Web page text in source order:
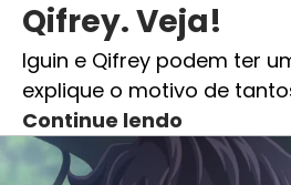
Qifrey. Veja!
Iguin e Qifrey podem ter
explique o motivo de
Continue lendo